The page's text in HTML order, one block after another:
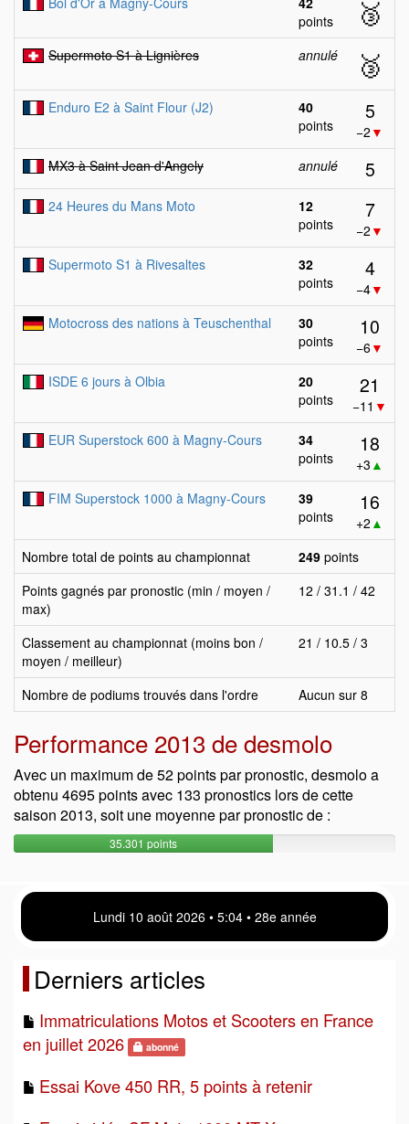
points
🥉
Supermoto S1 à Lignières annulé 🥉
Enduro E2 à Saint Flour (J2)
40
points
5
−2 ▼
MX3 à Saint Jean d'Angely
annulé 5
24 Heures du Mans Moto
12
points
7
−2 ▼
Supermoto S1 à Rivesaltes
32
points
4
−4▼
Motocross des nations à Teuschenthal
30
points
10
−6▼
ISDE 6 jours à Olbia
20
points
21
−11 ▼
EUR Superstock 600 à Magny-Cours
34
points
18
+3 ▲
FIM Superstock 1000 à Magny-Cours
39
points
16
+2 ▲
Nombre total de points au championnat
249 points
Points gagnés par pronostic (min / moyen /
max)
12 / 31.1 / 42
Classement au championnat (moins bon /
moyen / meilleur)
21 / 10.5 / 3
Nombre de podiums trouvés dans l'ordre Aucun sur 8
Performance 2013 de desmolo
Avec un maximum de 52 points par pronostic, desmolo a
obtenu 4695 points avec 133 pronostics lors de cette
saison 2013, soit une moyenne par pronostic de :
35.301 points
Lundi 10 août 2026 • 5 04 • 28e année
Derniers articles
Immatriculations Motos et Scooters en France
en juillet 2026
abonné
Essai Kove 450 RR, 5 points à retenir